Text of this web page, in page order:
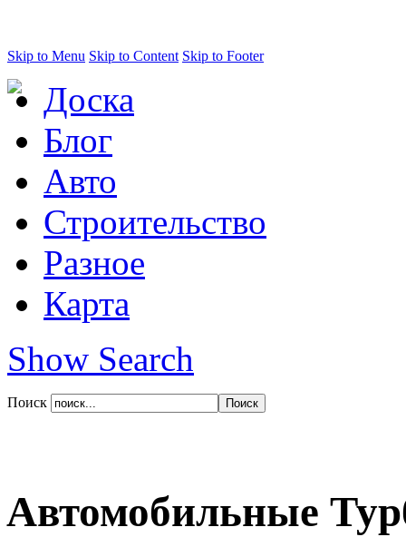
Skip to Menu Skip to Content Skip to Footer
Доска
Блог
Авто
Строительство
Разное
Карта
Show Search
Поиск
Автомобильные